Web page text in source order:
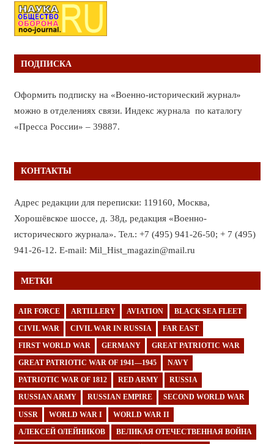
ПОДПИСКА
Оформить подписку на «Военно-исторический журнал»
можно в отделениях связи. Индекс журнала по каталогу
«Пресса России» – 39887.
КОНТАКТЫ
Адрес редакции для переписки: 119160, Москва,
Хорошёвское шоссе, д. 38д, редакция «Военно-
исторического журнала». Тел.: +7 (495) 941-26-50; + 7 (495)
941-26-12. E-mail: Mil_Hist_magazin@mail.ru
МЕТКИ
AIR FORCE ARTILLERY AVIATION BLACK SEA FLEET
CIVIL WAR CIVIL WAR IN RUSSIA FAR EAST
FIRST WORLD WAR GERMANY GREAT PATRIOTIC WAR
GREAT PATRIOTIC WAR OF 1941—1945 NAVY
PATRIOTIC WAR OF 1812 RED ARMY RUSSIA
RUSSIAN ARMY RUSSIAN EMPIRE SECOND WORLD WAR
USSR WORLD WAR I WORLD WAR II
АЛЕКСЕЙ ОЛЕЙНИКОВ ВЕЛИКАЯ ОТЕЧЕСТВЕННАЯ ВОЙНА